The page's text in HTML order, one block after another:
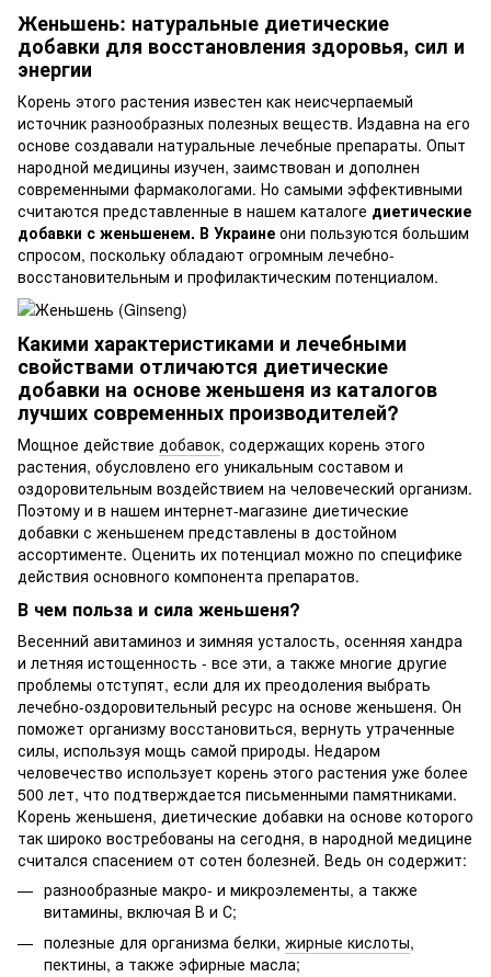
Женьшень: натуральные диетические
добавки для восстановления здоровья, сил и
энергии
Корень этого растения известен как неисчерпаемый
источник разнообразных полезных веществ. Издавна на его
основе создавали натуральные лечебные препараты. Опыт
народной медицины изучен, заимствован и дополнен
современными фармакологами. Но самыми эффективными
считаются представленные в нашем каталоге диетические
добавки с женьшенем. В Украине они пользуются большим
спросом, поскольку обладают огромным лечебно-
восстановительным и профилактическим потенциалом.
Какими характеристиками и лечебными
свойствами отличаются диетические
добавки на основе женьшеня из каталогов
лучших современных производителей?
Мощное действие добавок, содержащих корень этого
растения, обусловлено его уникальным составом и
оздоровительным воздействием на человеческий организм.
Поэтому и в нашем интернет-магазине диетические
добавки с женьшенем представлены в достойном
ассортименте. Оценить их потенциал можно по специфике
действия основного компонента препаратов.
В чем польза и сила женьшеня?
Весенний авитаминоз и зимняя усталость, осенняя хандра
и летняя истощенность - все эти, а также многие другие
проблемы отступят, если для их преодоления выбрать
лечебно-оздоровительный ресурс на основе женьшеня. Он
поможет организму восстановиться, вернуть утраченные
силы, используя мощь самой природы. Недаром
человечество использует корень этого растения уже более
500 лет, что подтверждается письменными памятниками.
Корень женьшеня, диетические добавки на основе которого
так широко востребованы на сегодня, в народной медицине
считался спасением от сотен болезней. Ведь он содержит:
разнообразные макро- и микроэлементы, а также
витамины, включая В и С;
полезные для организма белки, жирные кислоты,
пектины, а также эфирные масла;